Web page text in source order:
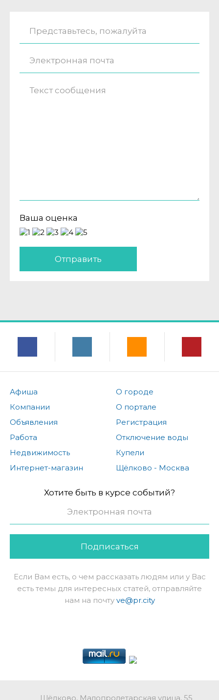
Ваша оценка
Отправить
Афиша
Компании
Объявления
Работа
Недвижимость
Интернет-магазин
О городе
О портале
Регистрация
Отключение воды
Купели
Щёлково - Москва
Хотите быть в курсе событий?
Подписаться
Если Вам есть, о чем рассказать людям или у Вас
есть темы для интересных статей, отправляйте
нам на почту ve@pr.city
Щёлково, Малопролетарская улица, 55